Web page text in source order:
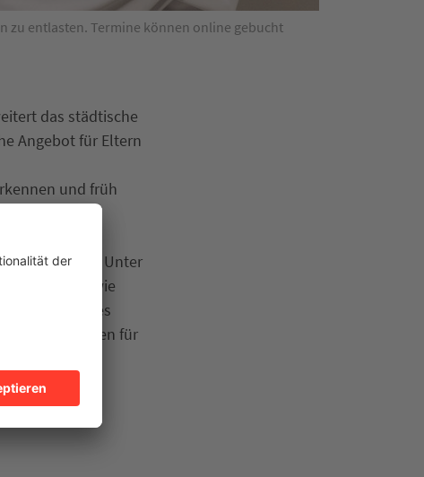
zu entlasten. Termine können online gebucht
das städtische
Angebot für Eltern
und früh
des
zu nehmen. Unter
sowie
ihres
für
und